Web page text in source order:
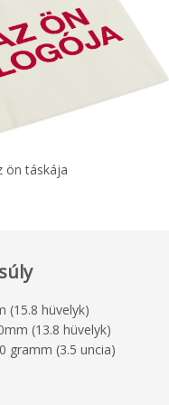
ön táskája
(15.8 hüvelyk)
(13.8 hüvelyk)
gramm (3.5 uncia)